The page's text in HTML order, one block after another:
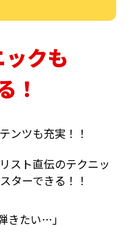
クも
！
ンツも充実！！
スト直伝のテクニッ
ターできる！！
きたい…」